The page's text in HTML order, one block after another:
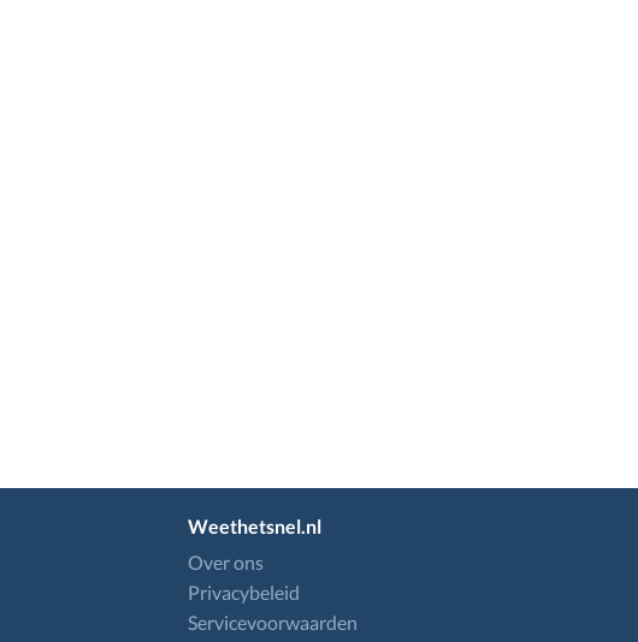
Weethetsnel.nl
Over ons
Privacybeleid
Servicevoorwaarden